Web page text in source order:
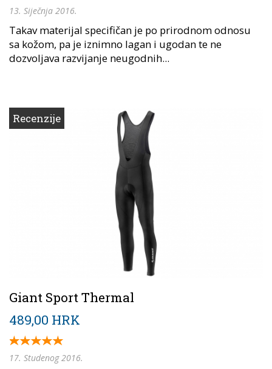
13. Siječnja 2016.
Takav materijal specifičan je po prirodnom odnosu
sa kožom, pa je iznimno lagan i ugodan te ne
dozvoljava razvijanje neugodnih...
Recenzije
Giant Sport Thermal
489,00 HRK
17. Studenog 2016.